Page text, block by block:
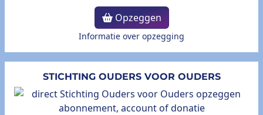
Opzeggen
Informatie over opzegging
STICHTING OUDERS VOOR OUDERS